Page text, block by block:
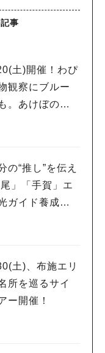
事
土)開催！わぴ
観察にブルー
。あけぼの山
の“推し”を伝え
」「手賀」エ
ガイド養成講
土)、布施エリ
所を巡るサイ
ー開催！